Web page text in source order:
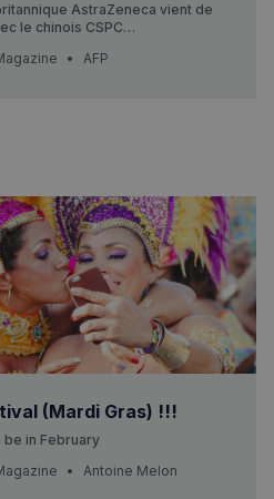
AstraZeneca vient de
le chinois CSPC
une nouvelle génération
et le diabète.
AFP
(Mardi Gras) !!!
be in February
Antoine Melon